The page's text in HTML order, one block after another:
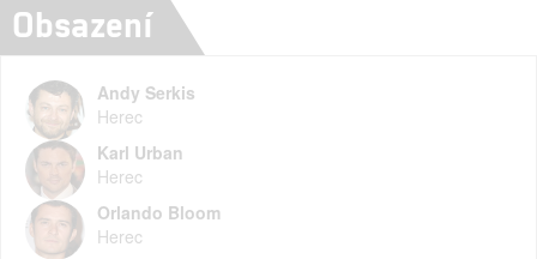
Obsazení
Andy Serkis
Herec
Karl Urban
Herec
Orlando Bloom
Herec